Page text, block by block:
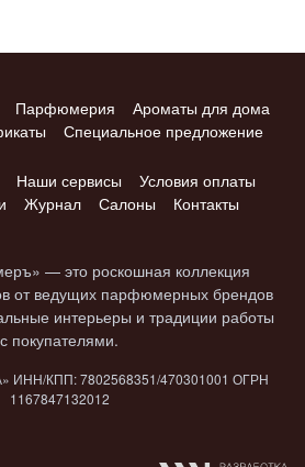
Парфюмерия
Ароматы для дома
Специальное предложение
Наши сервисы
Условия оплаты
Журнал Салоны Контакты
— это роскошная коллекция
от ведущих парфюмерных брендов
интерьеры и традиции работы
с покупателями.
КПП: 7802​568351/4703​01001 ОГРН
1167847​132012